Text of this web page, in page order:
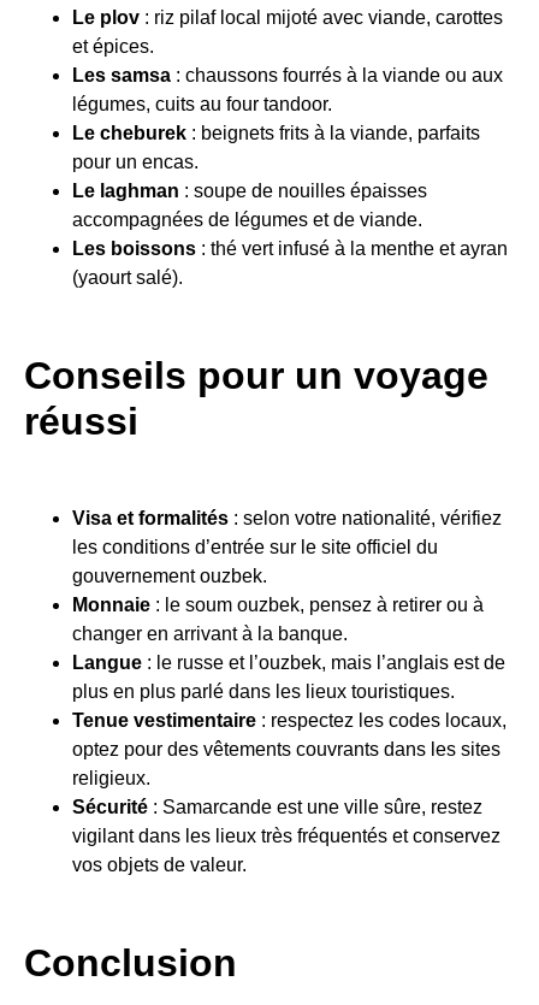
Le plov : riz pilaf local mijoté avec viande, carottes
et épices.
Les samsa : chaussons fourrés à la viande ou aux
légumes, cuits au four tandoor.
Le cheburek : beignets frits à la viande, parfaits
pour un encas.
Le laghman : soupe de nouilles épaisses
accompagnées de légumes et de viande.
Les boissons : thé vert infusé à la menthe et ayran
(yaourt salé).
Conseils pour un voyage
réussi
Visa et formalités : selon votre nationalité, vérifiez
les conditions d’entrée sur le site officiel du
gouvernement ouzbek.
Monnaie : le soum ouzbek, pensez à retirer ou à
changer en arrivant à la banque.
Langue : le russe et l’ouzbek, mais l’anglais est de
plus en plus parlé dans les lieux touristiques.
Tenue vestimentaire : respectez les codes locaux,
optez pour des vêtements couvrants dans les sites
religieux.
Sécurité : Samarcande est une ville sûre, restez
vigilant dans les lieux très fréquentés et conservez
vos objets de valeur.
Conclusion